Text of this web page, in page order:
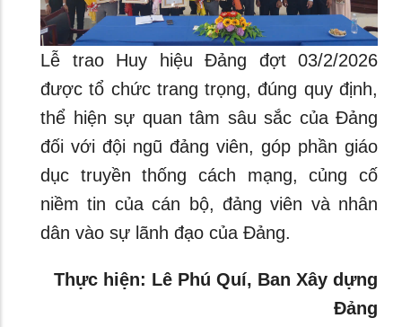
Lễ trao Huy hiệu Đảng đợt 03/2/2026
được tổ chức trang trọng, đúng quy định,
thể hiện sự quan tâm sâu sắc của Đảng
đối với đội ngũ đảng viên, góp phần giáo
dục truyền thống cách mạng, củng cố
niềm tin của cán bộ, đảng viên và nhân
dân vào sự lãnh đạo của Đảng.
Thực hiện: Lê Phú Quí, Ban Xây dựng
Đảng